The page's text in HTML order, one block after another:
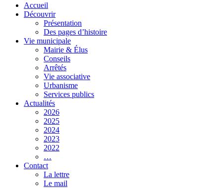
Accueil
Découvrir
Présentation
Des pages d’histoire
Vie municipale
Mairie & Élus
Conseils
Arrêtés
Vie associative
Urbanisme
Services publics
Actualités
2026
2025
2024
2023
2022
…
Contact
La lettre
Le mail